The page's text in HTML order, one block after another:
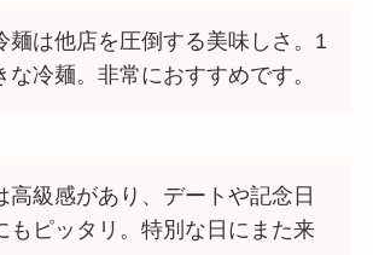
麺は他店を圧倒する美味しさ。1
な冷麺。非常におすすめです。
高級感があり、デートや記念日
もピッタリ。特別な日にまた来